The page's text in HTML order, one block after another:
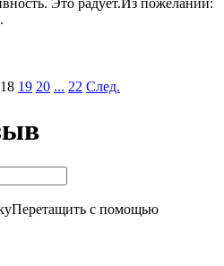
18 19 20 ... 22 След.
Перетащить с помощью